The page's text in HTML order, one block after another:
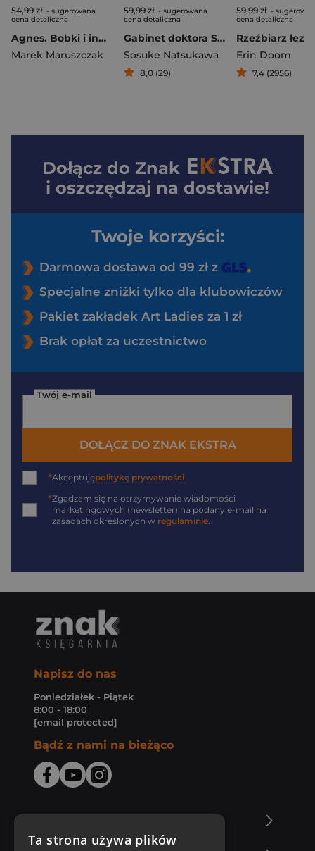
54,99 zł - sugerowana
cena detaliczna
Agnes. Bobki i inne świętości - książka z autografem
Marek Maruszczak
59,99 zł - sugerowana
cena detaliczna
Gabinet doktora Spinozy
Sosuke Natsukawa
8,0 (29)
59,99 zł -
cena detaliczna
Erin Doom
7,4 (2956)
Dołącz do Znak
i oszczędzaj na dostawie!
Twoje korzyści:
Darmowa dostawa od 99 zł z
Specjalne zniżki tylko dla klubowiczów
Pakiet zakładek Art Ladies za 1 zł
Brak opłat za uczestnictwo
Twój e-mail
DOŁĄCZ DO ZNAK EKSTRA
*Akceptujępolitykę prywatności
*Zgadzam się na otrzymywanie wiadomości
marketingowych (newsletter) na podany e-mail na
zasadach określonych w regulaminie
Napisz do nas
Poniedziałek - Piątek
8:00 - 18:00
[email protected]
Bądź z nami na bieżąco
Ta strona używa plików